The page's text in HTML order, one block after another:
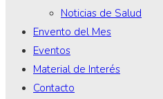
Noticias de Salud
Envento del Mes
Eventos
Material de Interés
Contacto